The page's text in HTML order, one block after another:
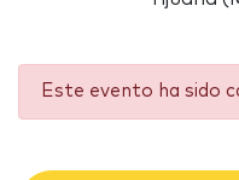
Este evento ha sido